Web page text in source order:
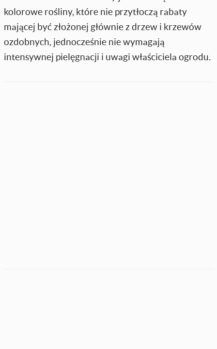
kolorowe rośliny, które nie przytłoczą rabaty
mającej być złożonej głównie z drzew i krzewów
ozdobnych, jednocześnie nie wymagają
intensywnej pielęgnacji i uwagi właściciela ogrodu.